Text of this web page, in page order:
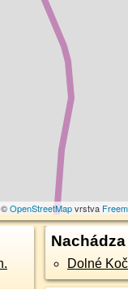
©OpenStreetMapvrstva
Dolné